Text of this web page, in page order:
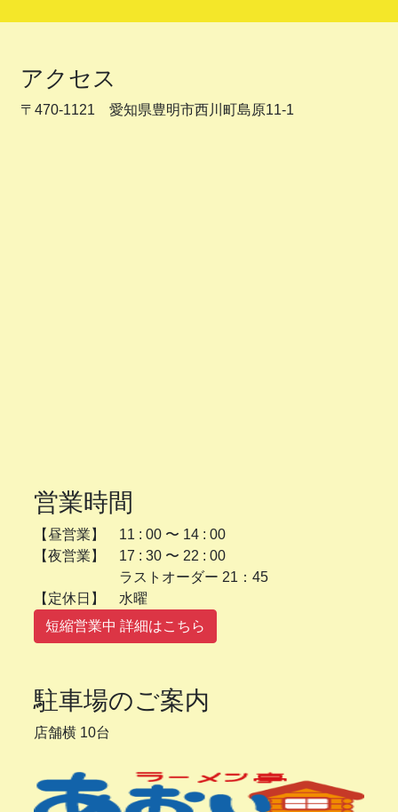
アクセス
〒470-1121 愛知県豊明市西川町島原11-1
営業時間
【昼営業】 11 : 00 〜 14 : 00
【夜営業】 17 : 30 〜 22 : 00
ラストオーダー 21：45
【定休日】 水曜
短縮営業中 詳細はこちら
駐車場のご案内
店舗横 10台